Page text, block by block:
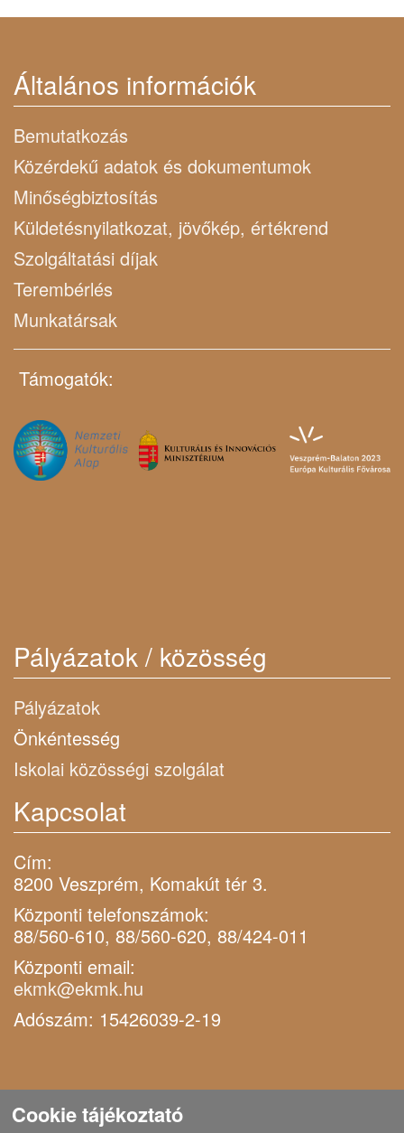
Általános információk
Bemutatkozás
Közérdekű adatok és dokumentumok
Minőségbiztosítás
Küldetésnyilatkozat, jövőkép, értékrend
Szolgáltatási díjak
Terembérlés
Munkatársak
Támogatók:
Pályázatok / közösség
Pályázatok
Önkéntesség
Iskolai közösségi szolgálat
Kapcsolat
Cím:
8200 Veszprém, Komakút tér 3.
Központi telefonszámok:
88/560-610, 88/560-620, 88/424-011
Központi email:
ekmk@ekmk.hu
Adószám: 15426039-2-19
Cookie tájékoztató